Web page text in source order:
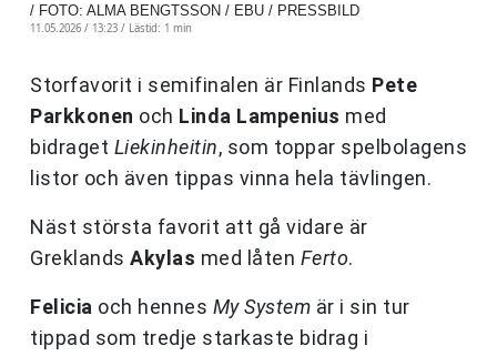
/ FOTO: ALMA BENGTSSON / EBU / PRESSBILD
11.05.2026 / 13:23 / Lästid: 1 min
Storfavorit i semifinalen är Finlands Pete
Parkkonen och Linda Lampenius med
bidraget Liekinheitin, som toppar spelbolagens
listor och även tippas vinna hela tävlingen.
Näst största favorit att gå vidare är
Greklands Akylas med låten Ferto.
Felicia och hennes My System är i sin tur
tippad som tredje starkaste bidrag i